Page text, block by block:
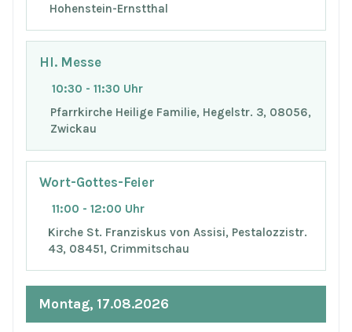
Hohenstein-Ernstthal
Hl. Messe
10:30 - 11:30 Uhr
Pfarrkirche Heilige Familie, Hegelstr. 3, 08056,
Zwickau
Wort-Gottes-Feier
11:00 - 12:00 Uhr
Kirche St. Franziskus von Assisi, Pestalozzistr.
43, 08451, Crimmitschau
Montag, 17.08.2026